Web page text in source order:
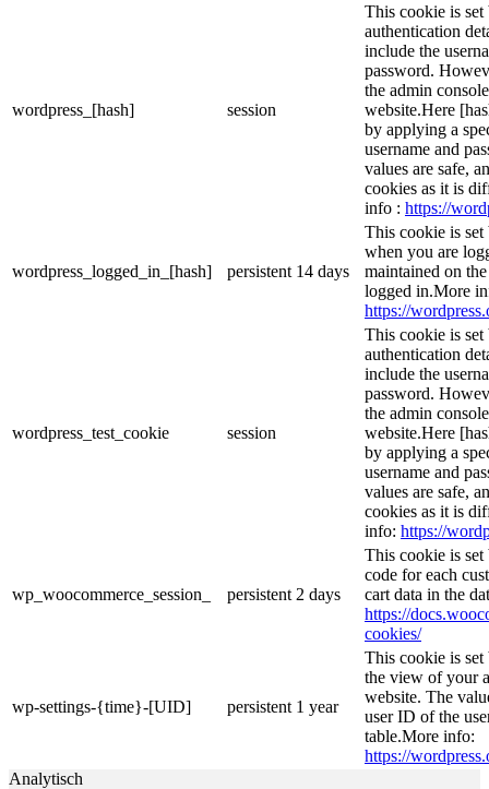
wordpress_[hash] session
This cookie is set
authentication
include the
password.
the admin
website.Here
by applying a
username and
values are safe,
cookies as it is
info : https://
wordpress_logged_in_[hash] persistent 14 days
This cookie is set
when you are
maintained on
logged in.More
https://
wordpress_test_cookie session
This cookie is set
authentication
include the
password.
the admin
website.Here
by applying a
username and
values are safe,
cookies as it is
info: https://
wp_woocommerce_session_ persistent 2 days
This cookie is
code for each
cart data in the
https://
cookies/
wp-settings-{time}-[UID] persistent 1 year
This cookie is set
the view of your
website. The
user ID of the
table.More info:
https://
Analytisch